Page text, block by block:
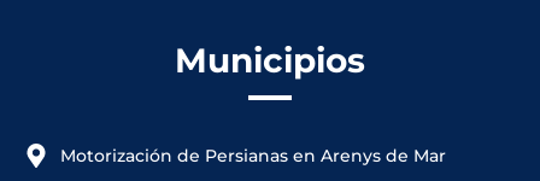
Municipios
Motorización de Persianas en Arenys de Mar